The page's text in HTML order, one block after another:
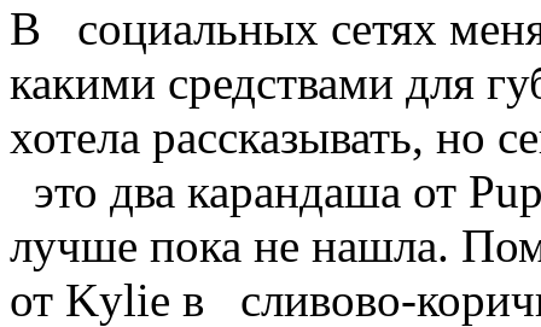
В социальных сетях
какими средствами для
хотела рассказывать, но
это два карандаша от
лучше пока не нашла.
от Kylie в сливово-